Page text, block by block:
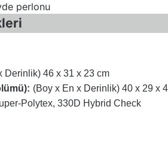
perlonu
Derinlik) 46 x 31 x 23 cm
(Boy x En x Derinlik) 40 x 29 x
Polytex, 330D Hybrid Check